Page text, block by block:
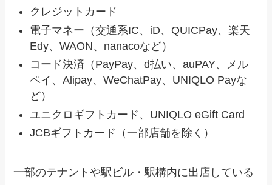
クレジットカード
電子マネー（交通系IC、iD、QUICPay、楽天
Edy、WAON、nanacoなど）
コード決済（PayPay、d払い、auPAY、メル
ペイ、Alipay、WeChatPay、UNIQLO Payな
ど）
ユニクロギフトカード、UNIQLO eGift Card
JCBギフトカード（一部店舗を除く）
一部のテナントや駅ビル・駅構内に出店している